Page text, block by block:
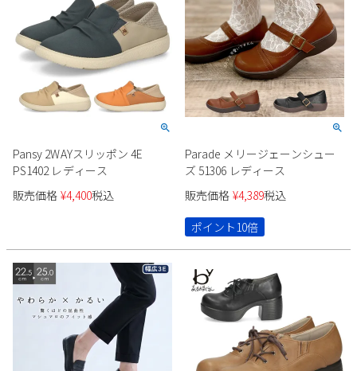
Pansy 2WAYスリッポン 4E
PS1402 レディース
販売価格 ¥4,400税込
Parade メリージェーンシュー
ズ 51306 レディース
販売価格 ¥4,389税込
ポイント10倍